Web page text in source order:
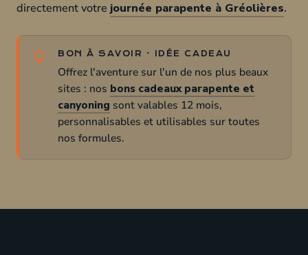
directement votre journée parapente à Gréolières.
BON À SAVOIR · IDÉE CADEAU
Offrez l'aventure sur l'un de nos plus beaux
sites : nos bons cadeaux parapente et
canyoning sont valables 12 mois,
personnalisables et utilisables sur toutes
nos formules.